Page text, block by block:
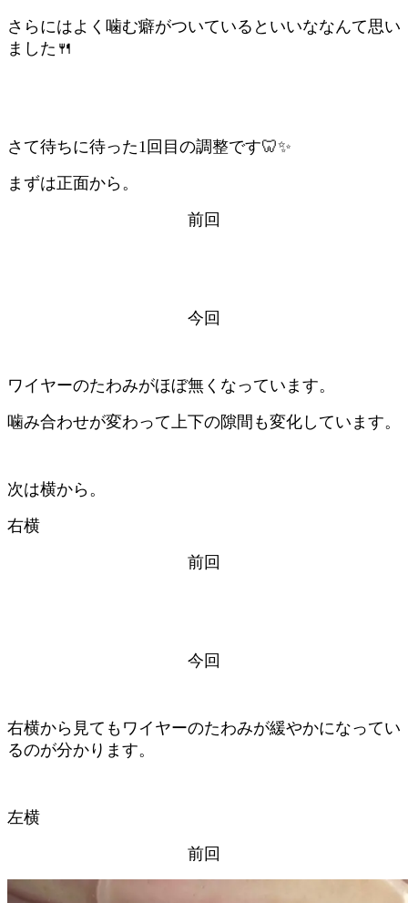
さらにはよく噛む癖がついているといいななんて思い
ました🍴
さて待ちに待った1回目の調整です🦷✨
まずは正面から。
前回
今回
ワイヤーのたわみがほぼ無くなっています。
噛み合わせが変わって上下の隙間も変化しています。
次は横から。
右横
前回
今回
右横から見てもワイヤーのたわみが緩やかになってい
るのが分かります。
左横
前回